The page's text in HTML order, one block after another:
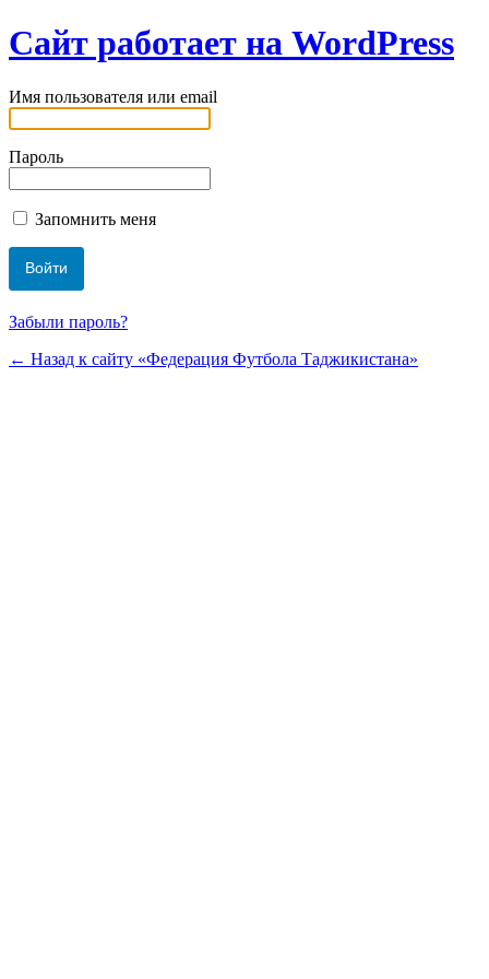
Сайт работает на WordPress
Имя пользователя или email
Пароль
Запомнить меня
Забыли пароль?
← Назад к сайту «Федерация Футбола Таджикистана»